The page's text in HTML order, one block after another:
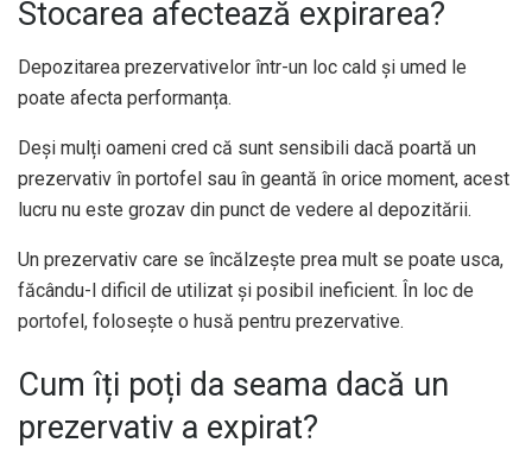
Stocarea afectează expirarea?
Depozitarea prezervativelor într-un loc cald și umed le
poate afecta performanța.
Deși mulți oameni cred că sunt sensibili dacă poartă un
prezervativ în portofel sau în geantă în orice moment, acest
lucru nu este grozav din punct de vedere al depozitării.
Un prezervativ care se încălzește prea mult se poate usca,
făcându-l dificil de utilizat și posibil ineficient. În loc de
portofel, folosește o husă pentru prezervative.
Cum îți poți da seama dacă un
prezervativ a expirat?